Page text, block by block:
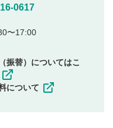
目的、広告・宣伝を目
、その他の知的財産
した投稿
の変更・削除はできま
0617
〜17:00
振替）についてはこ
について